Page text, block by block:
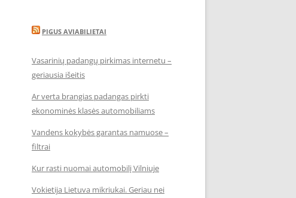
PIGUS AVIABILIETAI
Vasarinių padangų pirkimas internetu –
geriausia išeitis
Ar verta brangias padangas pirkti
ekonominės klasės automobiliams
Vandens kokybės garantas namuose –
filtrai
Kur rasti nuomai automobilį Vilniuje
Vokietija Lietuva mikriukai. Geriau nei